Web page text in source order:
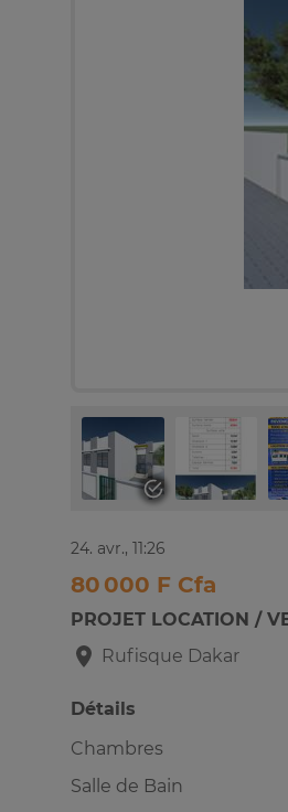
24. avr., 11:26
80 000 F Cfa
PROJET LOCATION /
Rufisque Dakar
Détails
Chambres
Salle de Bain